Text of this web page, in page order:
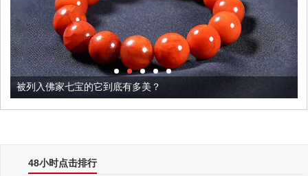
被列入佛家七宝的它到底有多美？
48小时点击排行